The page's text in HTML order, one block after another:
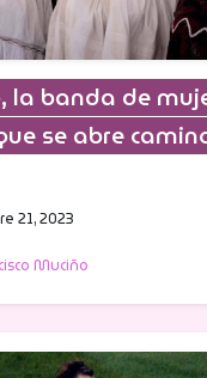
la banda de
se abre
Muciño
21, 2023